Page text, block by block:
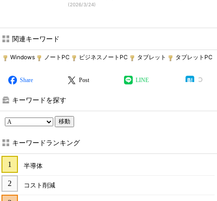
(2026/3/24)
関連キーワード
Windows ノートPC ビジネスノートPC タブレット タブレットPC
Share Post LINE
キーワードを探す
移動
キーワードランキング
半導体
コスト削減